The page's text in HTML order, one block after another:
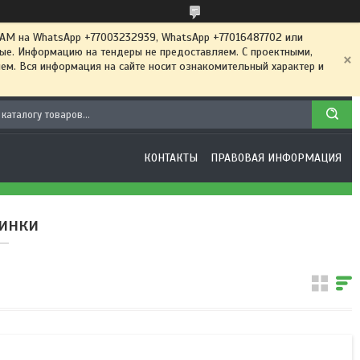
+77003232939, WhatsApp +77016487702 или
Информацию на тендеры не предоставляем. С проектными,
Вся информация на сайте носит ознакомительный характер и
КОНТАКТЫ ПРАВОВАЯ ИНФОРМАЦИЯ